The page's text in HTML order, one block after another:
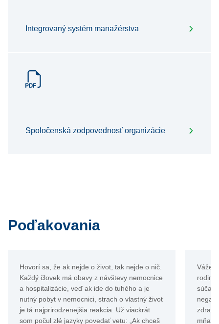
Integrovaný systém manažérstva
Spoločenská zodpovednosť organizácie
Poďakovania
Hovorí sa, že ak nejde o život, tak nejde o nič.
Každý človek má obavy z návštevy nemocnice
a hospitalizácie, veď ak ide do tuhého a je
nutný pobyt v nemocnici, strach o vlastný život
je tá najprirodzenejšia reakcia. Už viackrát
som počul zlé jazyky povedať vetu: „Ak chceš
rodinu
mňa